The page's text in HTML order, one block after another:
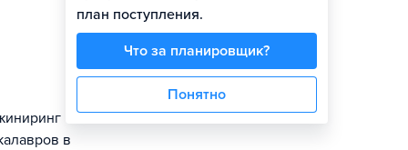
в
план поступления.
Что за планировщик?
Понятно